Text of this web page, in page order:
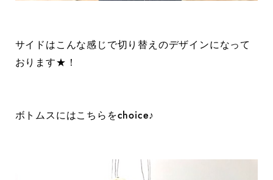
サイドはこんな感じで切り替えのデザインになって
おります★！
ボトムスにはこちらをchoice♪